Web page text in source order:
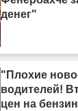
денег"
"Плохие
водителей!
цен на